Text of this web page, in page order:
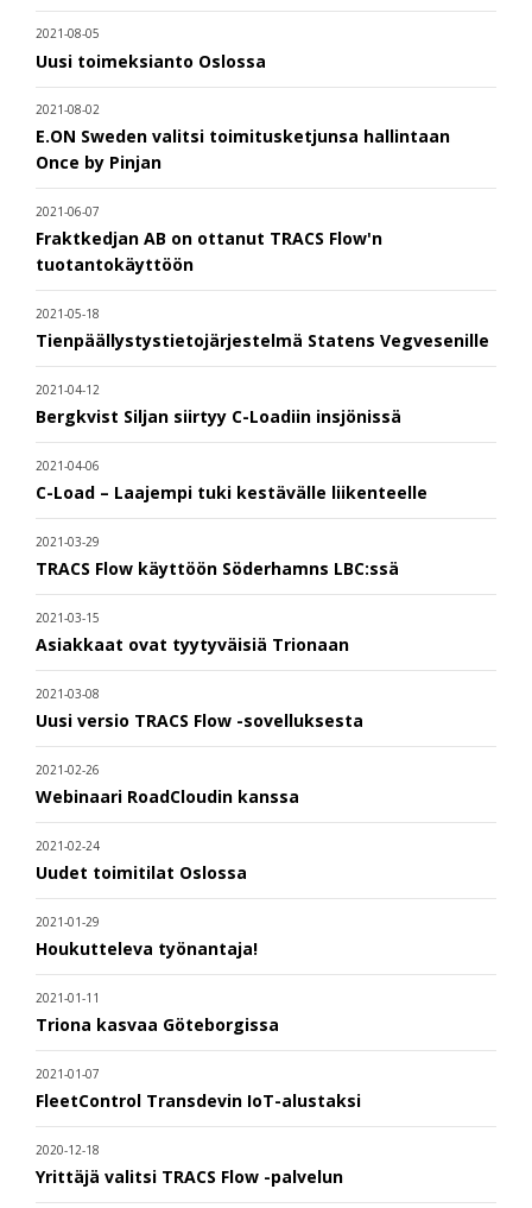
2021-08-05
Uusi toimeksianto Oslossa
2021-08-02
E.ON Sweden valitsi toimitusketjunsa hallintaan
Once by Pinjan
2021-06-07
Fraktkedjan AB on ottanut TRACS Flow'n
tuotantokäyttöön
2021-05-18
Tienpäällystystietojärjestelmä Statens Vegvesenille
2021-04-12
Bergkvist Siljan siirtyy C-Loadiin insjönissä
2021-04-06
C-Load – Laajempi tuki kestävälle liikenteelle
2021-03-29
TRACS Flow käyttöön Söderhamns LBC:ssä
2021-03-15
Asiakkaat ovat tyytyväisiä Trionaan
2021-03-08
Uusi versio TRACS Flow -sovelluksesta
2021-02-26
Webinaari RoadCloudin kanssa
2021-02-24
Uudet toimitilat Oslossa
2021-01-29
Houkutteleva työnantaja!
2021-01-11
Triona kasvaa Göteborgissa
2021-01-07
FleetControl Transdevin IoT-alustaksi
2020-12-18
Yrittäjä valitsi TRACS Flow -palvelun